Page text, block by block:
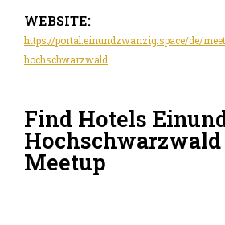
WEBSITE:
https://portal.einundzwanzig.space/de/
hochschwarzwald
Find Hotels
Meetup